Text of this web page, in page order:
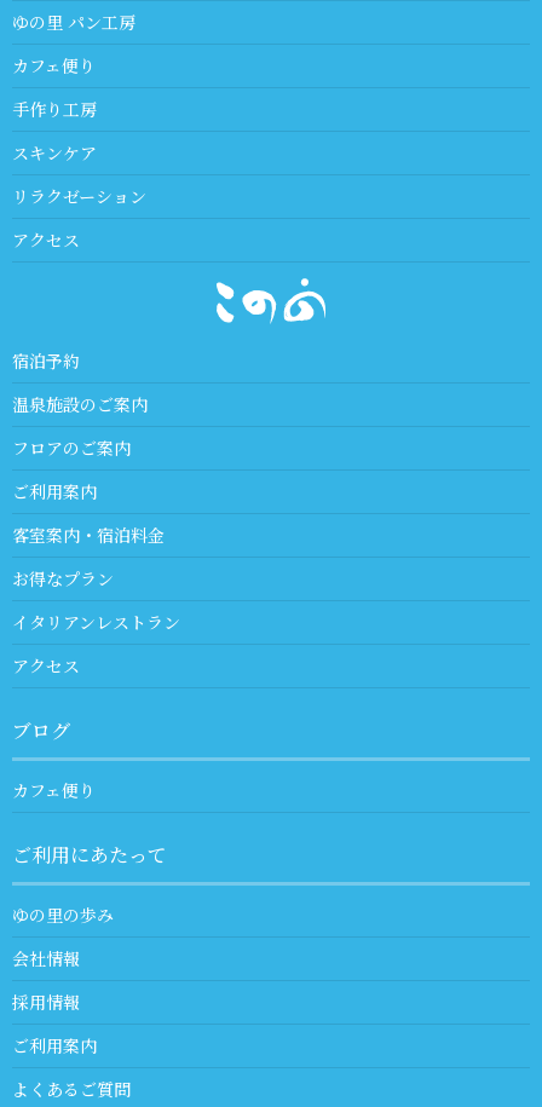
ゆの里 パン工房
カフェ便り
手作り工房
スキンケア
リラクゼーション
アクセス
宿泊予約
温泉施設のご案内
フロアのご案内
ご利用案内
客室案内・宿泊料金
お得なプラン
イタリアンレストラン
アクセス
ブログ
カフェ便り
ご利用にあたって
ゆの里の歩み
会社情報
採用情報
ご利用案内
よくあるご質問